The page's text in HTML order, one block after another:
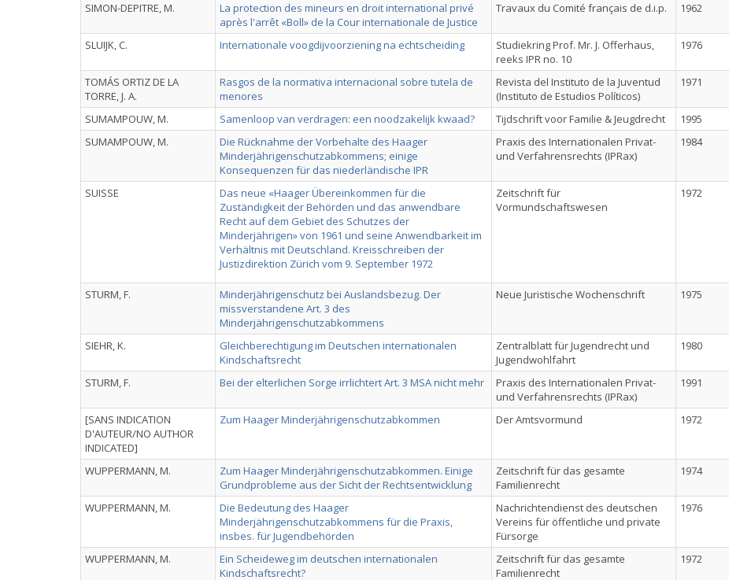
SIMON-DEPITRE, M.
La protection des mineurs en droit international privé
après l'arrêt «Boll» de la Cour internationale de Justice
Travaux du Comité français de d.i.p. 1962
SLUIJK, C. Internationale voogdijvoorziening na echtscheiding
Studiekring Prof. Mr. J. Offerhaus,
reeks IPR no. 10
1976
TOMÁS ORTIZ DE LA
TORRE, J. A.
Rasgos de la normativa internacional sobre tutela de
menores
Revista del Instituto de la Juventud
(Instituto de Estudios Políticos)
1971
SUMAMPOUW, M. Samenloop van verdragen: een noodzakelijk kwaad? Tijdschrift voor Familie & Jeugdrecht
1995
SUMAMPOUW, M.
Die Rücknahme der Vorbehalte des Haager
Minderjährigenschutzabkommens; einige
Konsequenzen für das niederländische IPR
Praxis des Internationalen Privat-
und Verfahrensrechts (IPRax)
1984
SUISSE
Das neue «Haager Übereinkommen für die
Zuständigkeit der Behörden und das anwendbare
Recht auf dem Gebiet des Schutzes der
Minderjährigen» von 1961 und seine Anwendbarkeit im
Verhältnis mit Deutschland. Kreisschreiben der
Justizdirektion Zürich vom 9. September 1972
Zeitschrift für
Vormundschaftswesen
1972
STURM, F.
Minderjährigenschutz bei Auslandsbezug. Der
missverstandene Art. 3 des
Minderjährigenschutzabkommens
Neue Juristische Wochenschrift 1975
SIEHR, K.
Gleichberechtigung im Deutschen internationalen
Kindschaftsrecht
Zentralblatt für Jugendrecht und
Jugendwohlfahrt
1980
STURM, F. Bei der elterlichen Sorge irrlichtert Art. 3 MSA nicht mehr
Praxis des Internationalen Privat-
und Verfahrensrechts (IPRax)
1991
[SANS INDICATION
D'AUTEUR/NO AUTHOR
INDICATED]
Zum Haager Minderjährigenschutzabkommen Der Amtsvormund 1972
WUPPERMANN, M.
Zum Haager Minderjährigenschutzabkommen. Einige
Grundprobleme aus der Sicht der Rechtsentwicklung
Zeitschrift für das gesamte
Familienrecht
1974
WUPPERMANN, M.
Die Bedeutung des Haager
Minderjährigenschutzabkommens für die Praxis,
insbes. für Jugendbehörden
Nachrichtendienst des deutschen
Vereins für öffentliche und private
Fürsorge
1976
WUPPERMANN, M.
Ein Scheideweg im deutschen internationalen
Kindschaftsrecht?
Zeitschrift für das gesamte
Familienrecht
1972